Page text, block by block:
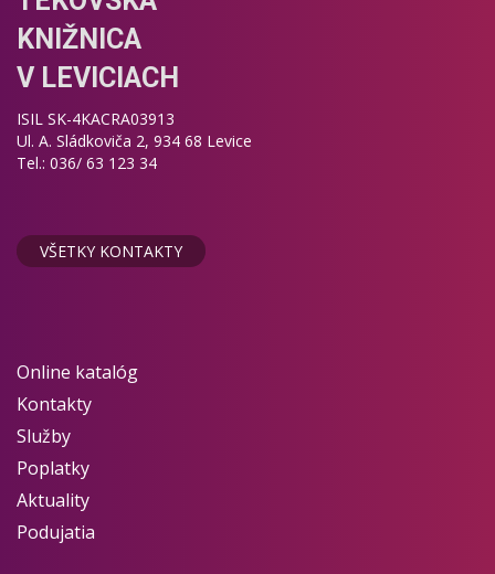
KNIŽNICA
V LEVICIACH
ISIL SK-4KACRA03913
Ul. A. Sládkoviča 2, 934 68 Levice
Tel.: 036/ 63 123 34
VŠETKY KONTAKTY
Online katalóg
Kontakty
Služby
Poplatky
Aktuality
Podujatia